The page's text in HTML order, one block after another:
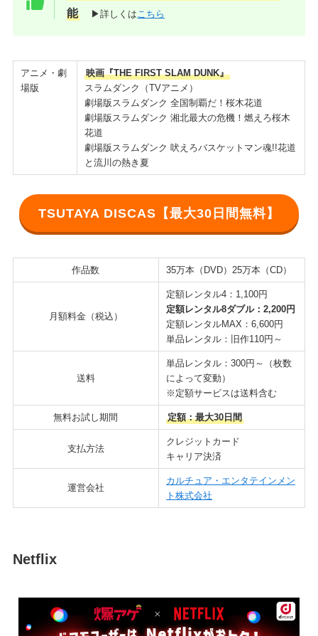
能
▶詳しくは こちら
アニメ・劇
場版
映画『THE FIRST SLAM DUNK』
スラムダンク（TVアニメ）
劇場版スラムダンク 全国制覇だ！桜木花道
劇場版スラムダンク 湘北最大の危機！燃えろ桜木
花道
劇場版スラムダンク 吠えろバスケットマン魂!!花道
と流川の熱き夏
TSUTAYA DISCAS【最大30日間無料】
作品数 35万本（DVD）25万本（CD）
月額料金（税込）
定額レンタル4：1,100円
定額レンタル8ダブル：2,200円
定額レンタルMAX：6,600円
単品レンタル：旧作110円～
送料
単品レンタル：300円～（枚数
によって変動）
※定額サービスは送料含む
無料お試し期間 定額：最大30日間
支払方法
クレジットカード
キャリア決済
運営会社
カルチュア・エンタテインメン
ト株式会社
Netflix